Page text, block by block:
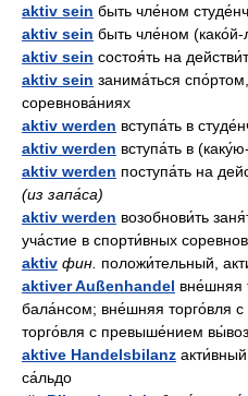
aktiv sein быть чле́ном
aktiv sein быть чле́ном (како́й-
aktiv sein состоя́ть на
aktiv sein занима́ться
соревнова́ниях
aktiv werden вступа́ть в
aktiv werden вступа́ть в
aktiv werden поступа́ть на
(из запа́са)
aktiv werden возобнови́ть
уча́стие в спорти́вных
aktiv фин. положи́тельный,
aktiver Außenhandel вне́шняя
бала́нсом; вне́шняя торго́вля
торго́вля с превыше́нием
aktive Handelsbilanz
са́льдо